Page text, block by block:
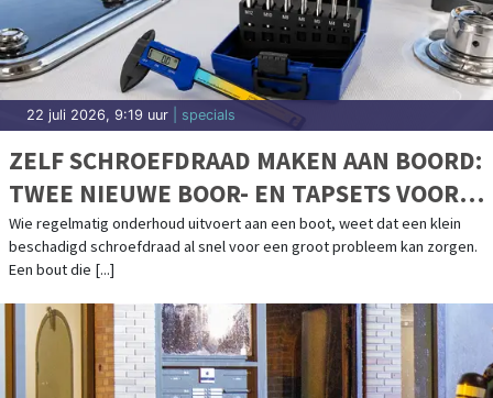
22 juli 2026, 9:19 uur | specials
ZELF SCHROEFDRAAD MAKEN AAN BOORD:
TWEE NIEUWE BOOR- EN TAPSETS VOOR
BOOTONDERHOUD
Wie regelmatig onderhoud uitvoert aan een boot, weet dat een klein
beschadigd schroefdraad al snel voor een groot probleem kan zorgen.
Een bout die [...]